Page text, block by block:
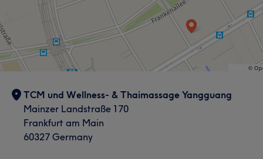
TCM und Wellness- & Thaimassage Yangguang
Mainzer Landstraße 170
Frankfurt am Main
60327 Germany